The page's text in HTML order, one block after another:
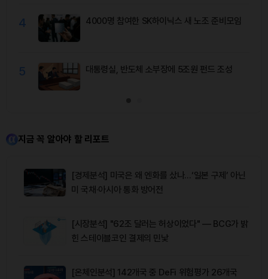
4 4000명 참여한 SK하이닉스 새 노조 준비모임
5 대통령실, 반도체 소부장에 5조원 펀드 조성
지금 꼭 알아야 할 리포트
[경제분석] 미국은 왜 엔화를 샀나…‘일본 구제’ 아닌
미 국채·아시아 통화 방어전
[시장분석] "62조 달러는 허상이었다" — BCG가 밝
힌 스테이블코인 결제의 민낯
[온체인분석] 142개국 중 DeFi 위험평가 26개국